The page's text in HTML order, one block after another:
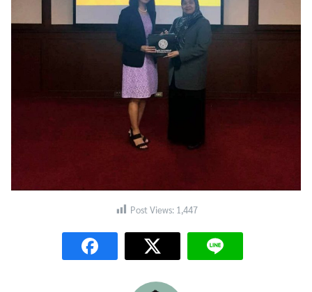
Search
Search
Post Views: 1,447